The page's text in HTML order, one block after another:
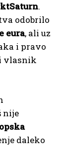
.
odobrilo
eura, ali uz
i pravo
vlasnik
nije
daleko